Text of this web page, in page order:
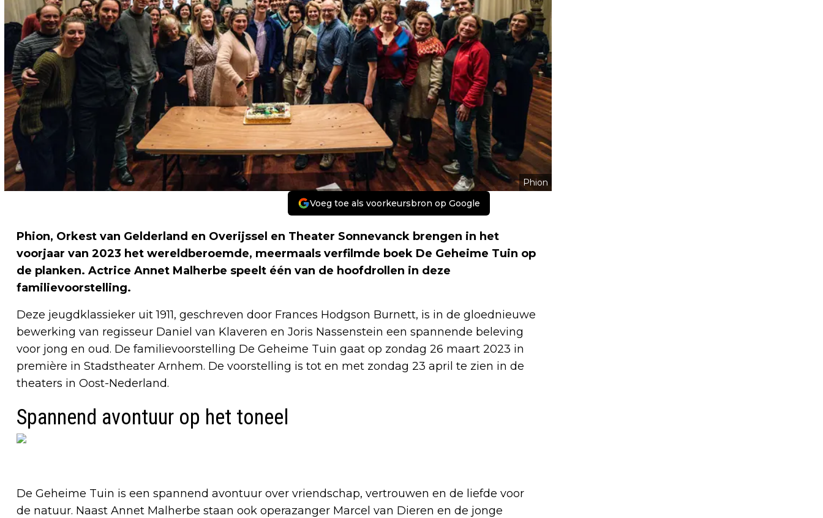
Phion
Voeg toe als voorkeursbron op Google
Phion, Orkest van Gelderland en Overijssel en Theater Sonnevanck brengen in het
voorjaar van 2023 het wereldberoemde, meermaals verfilmde boek De Geheime Tuin op
de planken. Actrice Annet Malherbe speelt één van de hoofdrollen in deze
familievoorstelling.
Deze jeugdklassieker uit 1911, geschreven door Frances Hodgson Burnett, is in de gloednieuwe
bewerking van regisseur Daniel van Klaveren en Joris Nassenstein een spannende beleving
voor jong en oud. De familievoorstelling De Geheime Tuin gaat op zondag 26 maart 2023 in
première in Stadstheater Arnhem. De voorstelling is tot en met zondag 23 april te zien in de
theaters in Oost-Nederland.
Spannend avontuur op het toneel
De Geheime Tuin is een spannend avontuur over vriendschap, vertrouwen en de liefde voor
de natuur. Naast Annet Malherbe staan ook operazanger Marcel van Dieren en de jonge